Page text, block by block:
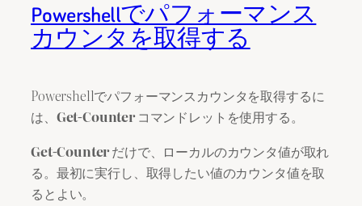
Powershellでパフォーマンス
カウンタを取得する
Powershellでパフォーマンスカウンタを取得するに
は、 Get-Counterコマンドレットを使用する。
Get-Counterだけで、ローカルのカウンタ値が取れ
る。最初に実行し、取得したい値のカウンタ値を取
るとよい。